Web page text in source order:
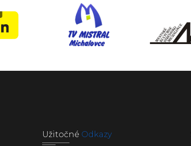
Užitočné Odkazy